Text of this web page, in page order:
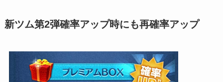
新ツム第2弾確率アップ時にも再確率アップ